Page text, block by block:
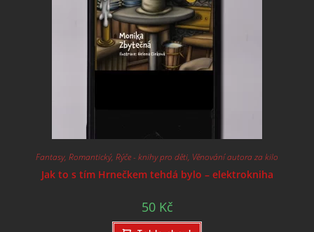
Fantasy, Romantický, Rýče - knihy pro děti, Věnování autora za kilo
Jak to s tím Hrnečkem tehdá bylo – elektrokniha
50 Kč